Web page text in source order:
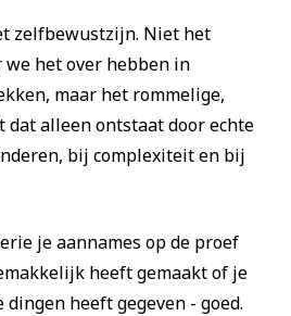
zelfbewustzijn. Niet het
het over hebben in
maar het rommelige,
dat alleen ontstaat door echte
bij complexiteit en bij
je aannames op de proef
heeft gemaakt of je
heeft gegeven - goed.